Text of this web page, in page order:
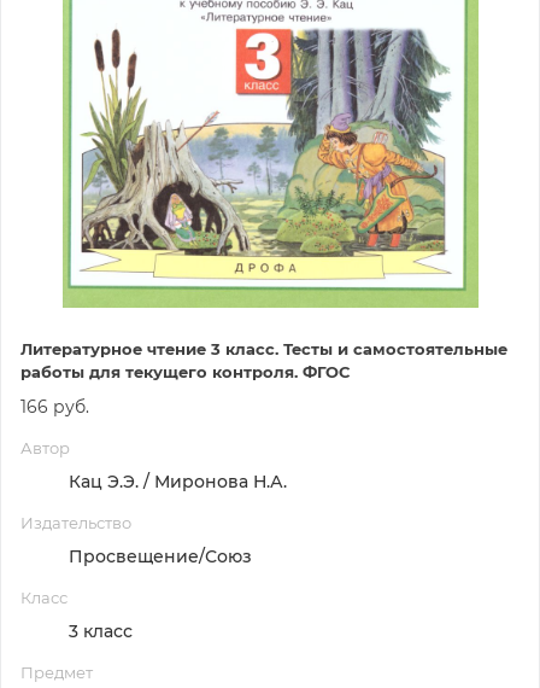
Литературное чтение 3 класс. Тесты и самостоятельные
работы для текущего контроля. ФГОС
166 руб.
Автор
Кац Э.Э. / Миронова Н.А.
Издательство
Просвещение/Союз
Класс
3 класс
Предмет